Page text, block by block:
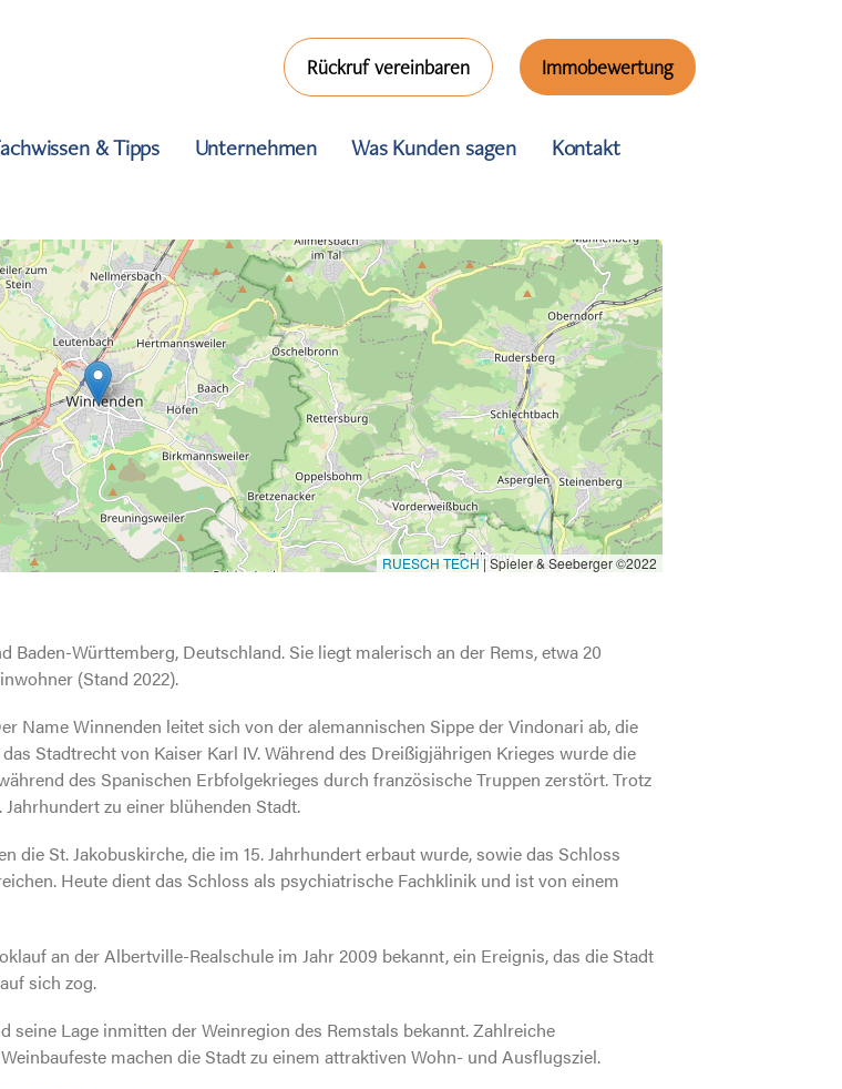
Rückruf vereinbaren Immobewertung
verkaufen
kaufen
& Tipps
Unternehmen
Kunden sagen
Kontakt
& Tipps Unternehmen Was Kunden sagen Kontakt
RUESCH TECH |Spieler & Seeberger ©2022
Württemberg, Deutschland. Sie liegt malerisch an der Rems, etwa 20
(Stand 2022).
Name Winnenden leitet sich von der alemannischen Sippe der Vindonari ab, die
Stadtrecht von Kaiser Karl IV. Während des Dreißigjährigen Krieges wurde die
des Spanischen Erbfolgekrieges durch französische Truppen zerstört. Trotz
zu einer blühenden Stadt.
St. Jakobuskirche, die im 15. Jahrhundert erbaut wurde, sowie das Schloss
Heute dient das Schloss als psychiatrische Fachklinik und ist von einem
an der Albertville-Realschule im Jahr 2009 bekannt, ein Ereignis, das die Stadt
sich zog.
Lage inmitten der Weinregion des Remstals bekannt. Zahlreiche
machen die Stadt zu einem attraktiven Wohn- und Ausflugsziel.